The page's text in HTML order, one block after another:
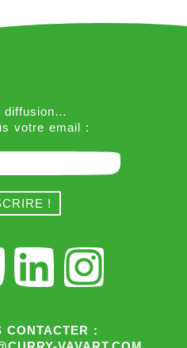
diffusion…
votre email :
CONTACTER :